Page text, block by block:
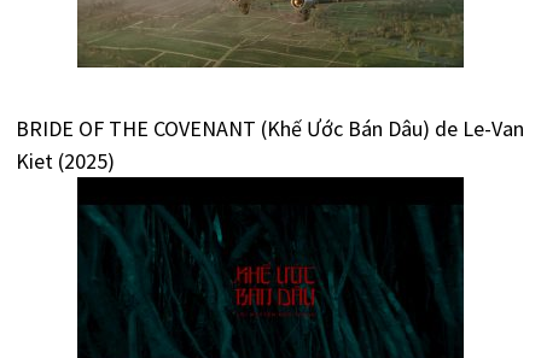
BRIDE OF THE COVENANT (Khế Ước Bán Dâu) de Le-Van
Kiet (2025)